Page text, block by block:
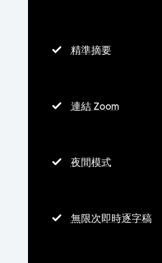
精準摘要
連結 Zoom
夜間模式
無限次即時逐字稿